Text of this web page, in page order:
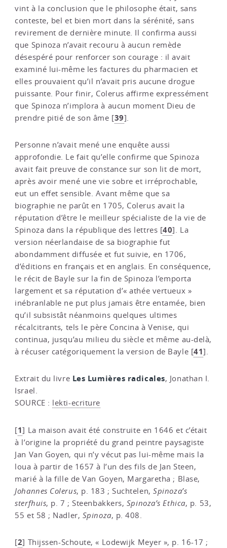
vint à la conclusion que le philosophe était, sans
conteste, bel et bien mort dans la sérénité, sans
revirement de dernière minute. Il confirma aussi
que Spinoza n’avait recouru à aucun remède
désespéré pour renforcer son courage : il avait
examiné lui-même les factures du pharmacien et
elles prouvaient qu’il n’avait pris aucune drogue
puissante. Pour finir, Colerus affirme expressément
que Spinoza n’implora à aucun moment Dieu de
prendre pitié de son âme [39]
Personne n’avait mené une enquête aussi
approfondie. Le fait qu’elle confirme que Spinoza
avait fait preuve de constance sur son lit de mort,
après avoir mené une vie sobre et irréprochable,
eut un effet sensible. Avant même que sa
biographie ne parût en 1705, Colerus avait la
réputation d’être le meilleur spécialiste de la vie de
Spinoza dans la république des lettres [40]. La
version néerlandaise de sa biographie fut
abondamment diffusée et fut suivie, en 1706,
d’éditions en français et en anglais. En conséquence,
le récit de Bayle sur la fin de Spinoza l’emporta
largement et sa réputation d’« athée vertueux »
inébranlable ne put plus jamais être entamée, bien
qu’il subsistât néanmoins quelques ultimes
récalcitrants, tels le père Concina à Venise, qui
continua, jusqu’au milieu du siècle et même au-delà,
à récuser catégoriquement la version de Bayle [41].
Extrait du livre Les Lumières radicales, Jonathan I.
Israel.
SOURCE : lekti-ecriture
[1] La maison avait été construite en 1646 et c’était
à l’origine la propriété du grand peintre paysagiste
Jan Van Goyen, qui n’y vécut pas lui-même mais la
loua à partir de 1657 à l’un des fils de Jan Steen,
marié à la fille de Van Goyen, Margaretha ; Blase,
Johannes Colerus, p. 183 ; Suchtelen,Spinoza’s
sterfhuis, p. 7 ; Steenbakkers, Spinoza’s Ethica, p. 53,
55 et 58 ; Nadler, Spinoza, p. 408.
[2] Thijssen-Schoute, « Lodewijk Meyer », p. 16-17 ;